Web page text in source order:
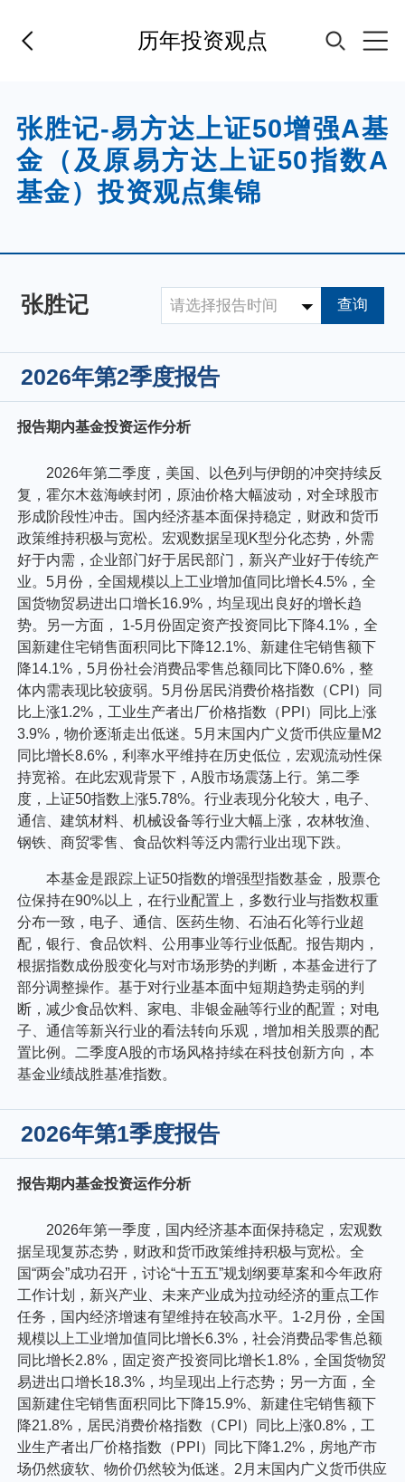
历年投资观点
首页
基金经理
指数专区
FOF
投资顾问
关于我们
我的账户
客服中心
English
张胜记-易方达上证50增强A基
金（及原易方达上证50指数A
基金）投资观点集锦
张胜记 请选择报告时间 查询
2026年第2季度报告
报告期内基金投资运作分析
2026年第二季度，美国、以色列与伊朗的冲突持续反
复，霍尔木兹海峡封闭，原油价格大幅波动，对全球股市
形成阶段性冲击。国内经济基本面保持稳定，财政和货币
政策维持积极与宽松。宏观数据呈现K型分化态势，外需
好于内需，企业部门好于居民部门，新兴产业好于传统产
业。5月份，全国规模以上工业增加值同比增长4.5%，全
国货物贸易进出口增长16.9%，均呈现出良好的增长趋
势。另一方面， 1-5月份固定资产投资同比下降4.1%，全
国新建住宅销售面积同比下降12.1%、新建住宅销售额下
降14.1%，5月份社会消费品零售总额同比下降0.6%，整
体内需表现比较疲弱。5月份居民消费价格指数（CPI）同
比上涨1.2%，工业生产者出厂价格指数（PPI）同比上涨
3.9%，物价逐渐走出低迷。5月末国内广义货币供应量M2
同比增长8.6%，利率水平维持在历史低位，宏观流动性保
持宽裕。在此宏观背景下，A股市场震荡上行。第二季
度，上证50指数上涨5.78%。行业表现分化较大，电子、
通信、建筑材料、机械设备等行业大幅上涨，农林牧渔、
钢铁、商贸零售、食品饮料等泛内需行业出现下跌。
本基金是跟踪上证50指数的增强型指数基金，股票仓
位保持在90%以上，在行业配置上，多数行业与指数权重
分布一致，电子、通信、医药生物、石油石化等行业超
配，银行、食品饮料、公用事业等行业低配。报告期内，
根据指数成份股变化与对市场形势的判断，本基金进行了
部分调整操作。基于对行业基本面中短期趋势走弱的判
断，减少食品饮料、家电、非银金融等行业的配置；对电
子、通信等新兴行业的看法转向乐观，增加相关股票的配
置比例。二季度A股的市场风格持续在科技创新方向，本
基金业绩战胜基准指数。
2026年第1季度报告
报告期内基金投资运作分析
2026年第一季度，国内经济基本面保持稳定，宏观数
据呈现复苏态势，财政和货币政策维持积极与宽松。全
国“两会”成功召开，讨论“十五五”规划纲要草案和今年政府
工作计划，新兴产业、未来产业成为拉动经济的重点工作
任务，国内经济增速有望维持在较高水平。1-2月份，全国
规模以上工业增加值同比增长6.3%，社会消费品零售总额
同比增长2.8%，固定资产投资同比增长1.8%，全国货物贸
易进出口增长18.3%，均呈现出上行态势；另一方面，全
国新建住宅销售面积同比下降15.9%、新建住宅销售额下
降21.8%，居民消费价格指数（CPI）同比上涨0.8%，工
业生产者出厂价格指数（PPI）同比下降1.2%，房地产市
场仍然疲软、物价仍然较为低迷。2月末国内广义货币供应